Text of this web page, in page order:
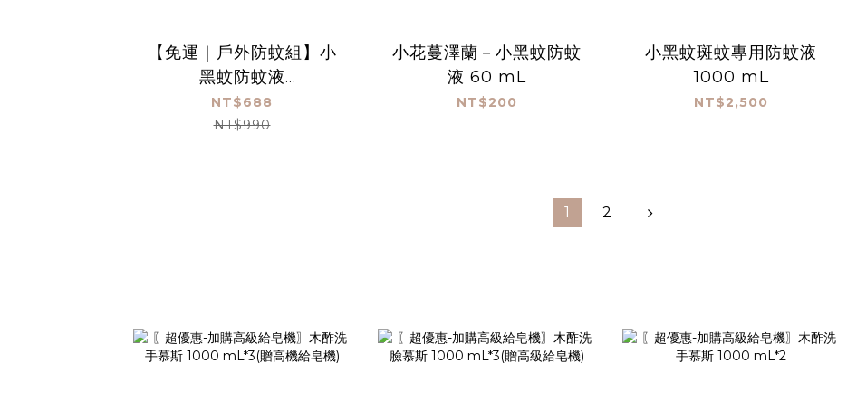
【免運｜戶外防蚊組】小
黑蚊防蚊液
300mL+60mL
NT$688
NT$990
小花蔓澤蘭－小黑蚊防蚊
液 60 mL
NT$200
小黑蚊斑蚊專用防蚊液
1000 mL
NT$2,500
1 2